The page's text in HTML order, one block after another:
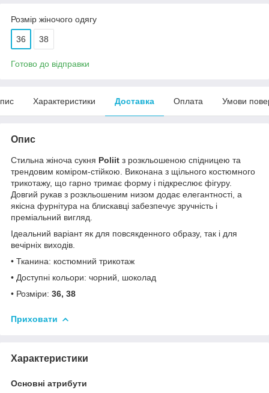
Розмір жіночого одягу
36 38
Готово до відправки
Характеристики Доставка Оплата Умови
Опис
Стильна жіноча сукня Poliit з розкльошеною спідницею та
трендовим коміром-стійкою. Виконана з щільного костюмного
трикотажу, що гарно тримає форму і підкреслює фігуру.
Довгий рукав з розкльошеним низом додає елегантності, а
якісна фурнітура на блискавці забезпечує зручність і
преміальний вигляд.
Ідеальний варіант як для повсякденного образу, так і для
вечірніх виходів.
• Тканина: костюмний трикотаж
• Доступні кольори: чорний, шоколад
• Розміри: 36, 38
Приховати
Характеристики
Основні атрибути